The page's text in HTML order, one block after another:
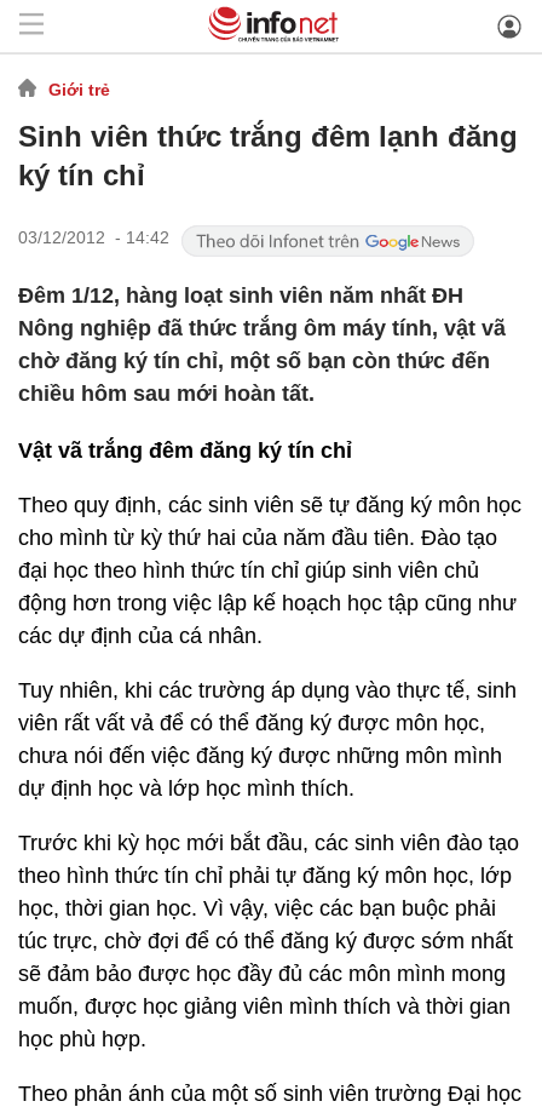
Giới trẻ
Sinh viên thức trắng đêm lạnh đăng
ký tín chỉ
03/12/2012 - 14:42
Đêm 1/12, hàng loạt sinh viên năm nhất ĐH
Nông nghiệp đã thức trắng ôm máy tính, vật vã
chờ đăng ký tín chỉ, một số bạn còn thức đến
chiều hôm sau mới hoàn tất.
Vật vã trắng đêm đăng ký tín chỉ
Theo quy định, các sinh viên sẽ tự đăng ký môn học
cho mình từ kỳ thứ hai của năm đầu tiên. Đào tạo
đại học theo hình thức tín chỉ giúp sinh viên chủ
động hơn trong việc lập kế hoạch học tập cũng như
các dự định của cá nhân.
Tuy nhiên, khi các trường áp dụng vào thực tế, sinh
viên rất vất vả để có thể đăng ký được môn học,
chưa nói đến việc đăng ký được những môn mình
dự định học và lớp học mình thích.
Trước khi kỳ học mới bắt đầu, các sinh viên đào tạo
theo hình thức tín chỉ phải tự đăng ký môn học, lớp
học, thời gian học. Vì vậy, việc các bạn buộc phải
túc trực, chờ đợi để có thể đăng ký được sớm nhất
sẽ đảm bảo được học đầy đủ các môn mình mong
muốn, được học giảng viên mình thích và thời gian
học phù hợp.
Theo phản ánh của một số sinh viên trường Đại học